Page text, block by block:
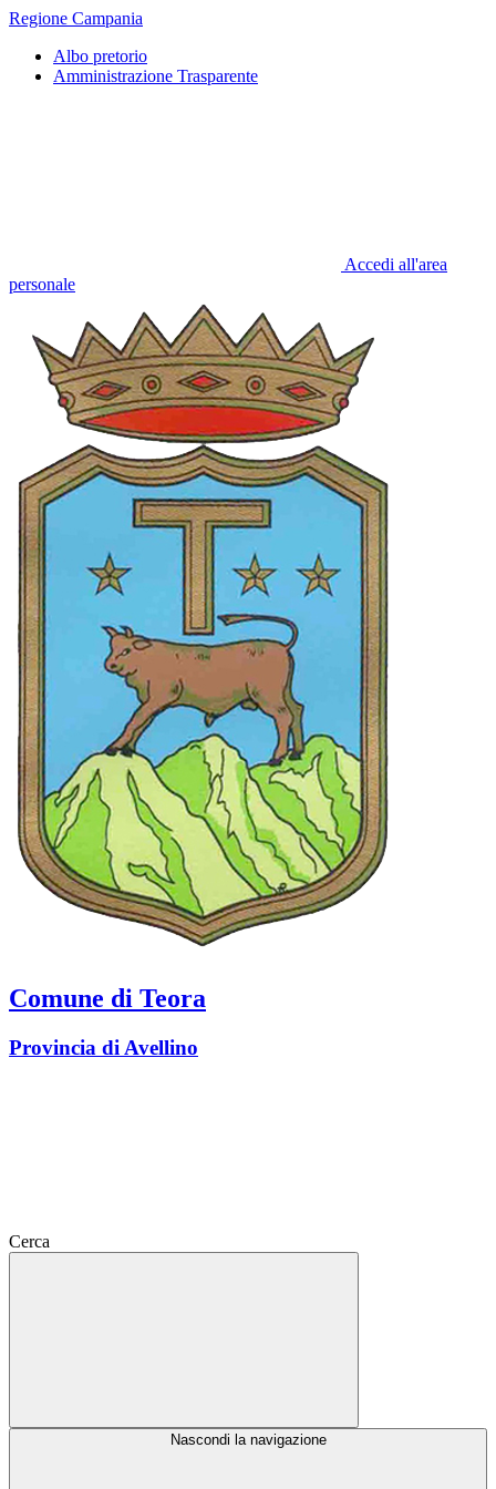
Regione Campania
Albo pretorio
Amministrazione Trasparente
Accedi all'area
personale
Comune di Teora
Provincia di Avellino
Cerca
Nascondi la navigazione